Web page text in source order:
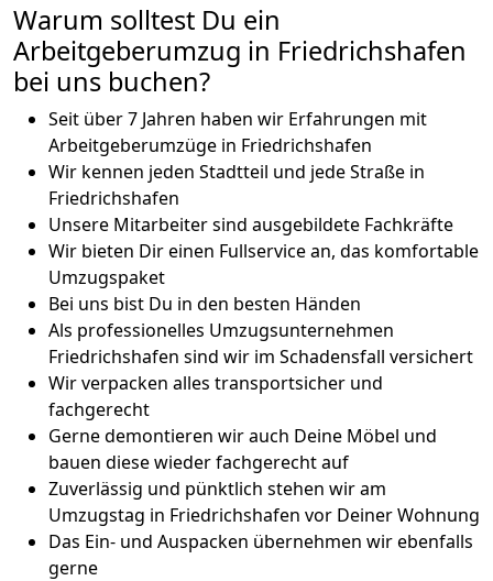
Warum solltest Du ein
Arbeitgeberumzug in Friedrichshafen
bei uns buchen?
Seit über 7 Jahren haben wir Erfahrungen mit
Arbeitgeberumzüge in Friedrichshafen
Wir kennen jeden Stadtteil und jede Straße in
Friedrichshafen
Unsere Mitarbeiter sind ausgebildete Fachkräfte
Wir bieten Dir einen Fullservice an, das komfortable
Umzugspaket
Bei uns bist Du in den besten Händen
Als professionelles Umzugsunternehmen
Friedrichshafen sind wir im Schadensfall versichert
Wir verpacken alles transportsicher und
fachgerecht
Gerne demontieren wir auch Deine Möbel und
bauen diese wieder fachgerecht auf
Zuverlässig und pünktlich stehen wir am
Umzugstag in Friedrichshafen vor Deiner Wohnung
Das Ein- und Auspacken übernehmen wir ebenfalls
gerne